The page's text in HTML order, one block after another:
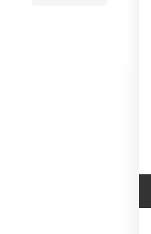
– القاهرة – جمهورية مصر